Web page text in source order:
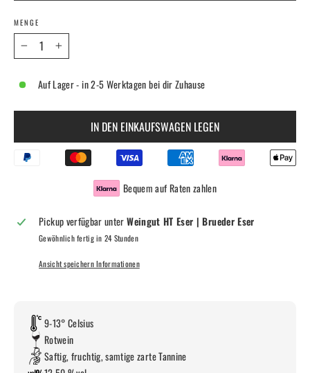
MENGE
+
Auf Lager - in 2-5 Werktagen bei dir Zuhause
IN DEN EINKAUFSWAGEN LEGEN
Bequem auf Raten zahlen
Pickup verfügbar unterWeingut HT Eser | Brueder Eser
Gewöhnlich fertig in 24 Stunden
Ansicht speichern Informationen
9-13° Celsius
Rotwein
Saftig, fruchtig, samtige zarte Tannine